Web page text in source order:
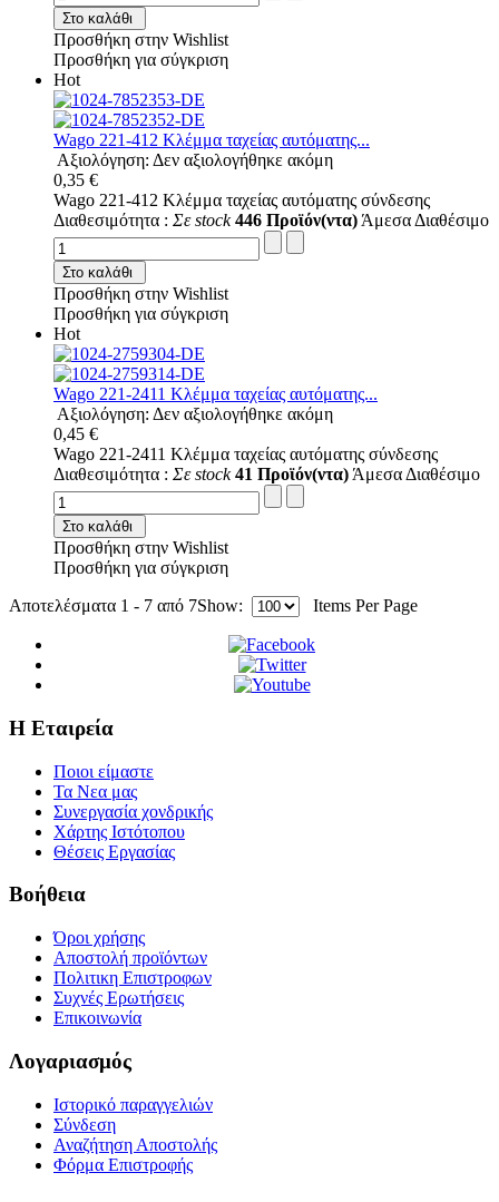
Στο καλάθι
Προσθήκη στην Wishlist
Προσθήκη για σύγκριση
Hot
Wago 221-412 Κλέμμα ταχείας αυτόματης...
Αξιολόγηση: Δεν αξιολογήθηκε ακόμη
0,35 €
Wago 221-412 Κλέμμα ταχείας αυτόματης σύνδεσης
Διαθεσιμότητα : Σε stock 446 Προϊόν(ντα) Άμεσα Διαθέσιμο
Στο καλάθι
Προσθήκη στην Wishlist
Προσθήκη για σύγκριση
Hot
Wago 221-2411 Κλέμμα ταχείας αυτόματης...
Αξιολόγηση: Δεν αξιολογήθηκε ακόμη
0,45 €
Wago 221-2411 Κλέμμα ταχείας αυτόματης σύνδεσης
Διαθεσιμότητα : Σε stock 41 Προϊόν(ντα) Άμεσα Διαθέσιμο
Στο καλάθι
Προσθήκη στην Wishlist
Προσθήκη για σύγκριση
Αποτελέσματα 1 - 7 από 7Show: Items Per Page
Η Εταιρεία
Ποιοι είμαστε
Τα Νεα μας
Συνεργασία χονδρικής
Χάρτης Ιστότοπου
Θέσεις Εργασίας
Βοήθεια
Όροι χρήσης
Αποστολή προϊόντων
Πολιτικη Επιστροφων
Συχνές Ερωτήσεις
Επικοινωνία
Λογαριασμός
Ιστορικό παραγγελιών
Σύνδεση
Αναζήτηση Αποστολής
Φόρμα Επιστροφής